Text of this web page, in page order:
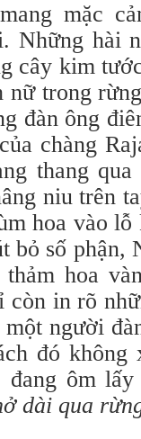
mặc
Những hài
cây kim
nữ trong
đàn ông
chàng
thang
niu trên
hoa vào
bỏ số phận,
hoa
còn in rõ
người
đó không
đang ôm
dài qua